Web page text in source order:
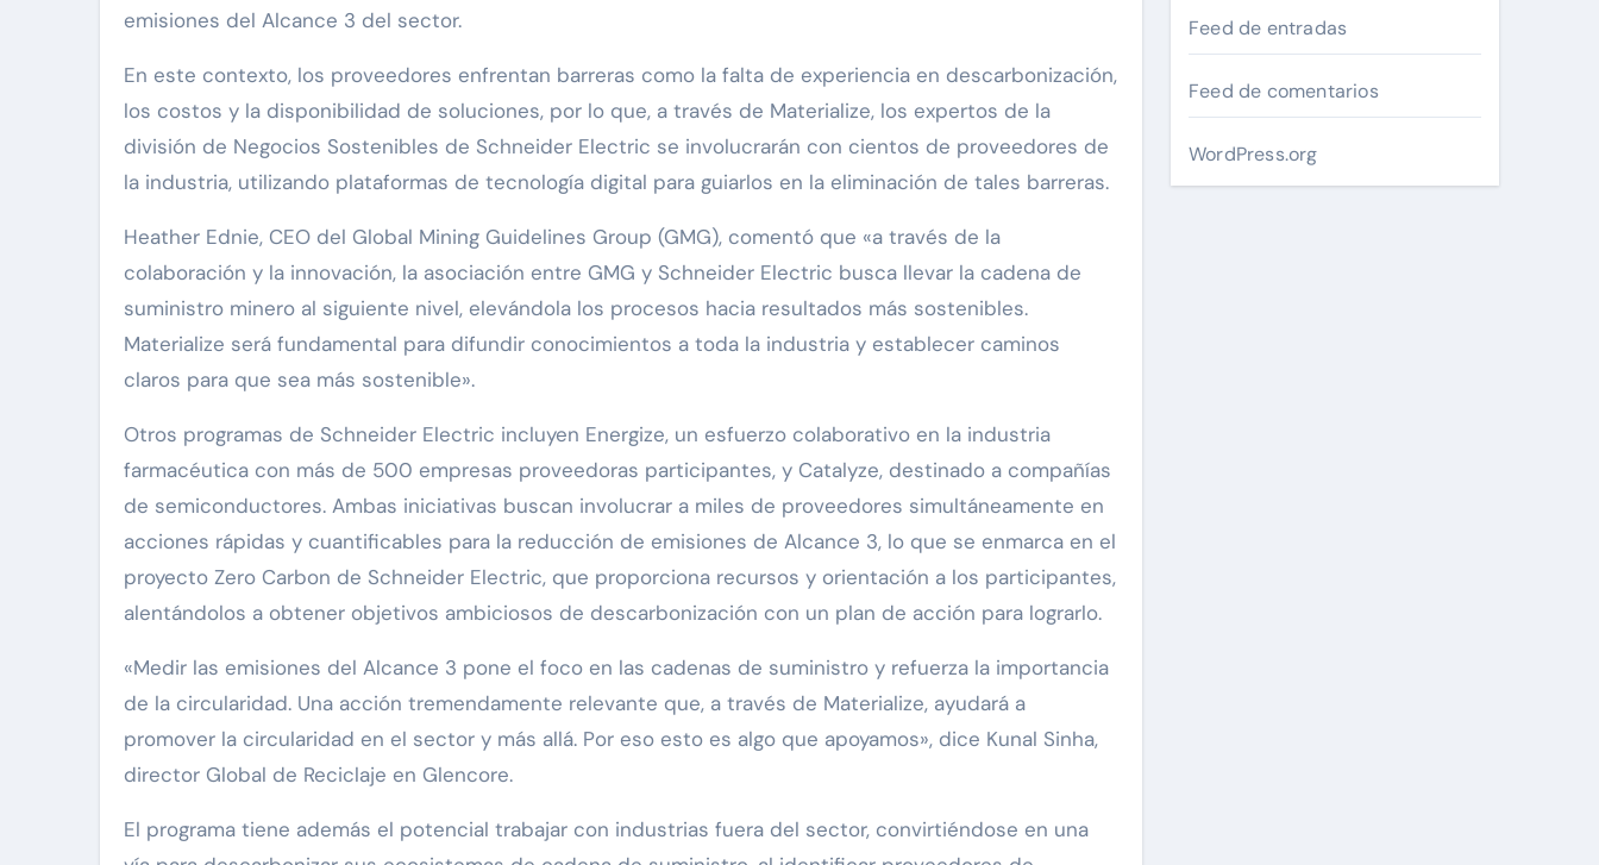
emisiones del Alcance 3 del sector.
En este contexto, los proveedores enfrentan barreras como la falta de experiencia en descarbonización,
los costos y la disponibilidad de soluciones, por lo que, a través de Materialize, los expertos de la
división de Negocios Sostenibles de Schneider Electric se involucrarán con cientos de proveedores de
la industria, utilizando plataformas de tecnología digital para guiarlos en la eliminación de tales barreras.
Heather Ednie, CEO del Global Mining Guidelines Group (GMG), comentó que «a través de la
colaboración y la innovación, la asociación entre GMG y Schneider Electric busca llevar la cadena de
suministro minero al siguiente nivel, elevándola los procesos hacia resultados más sostenibles.
Materialize será fundamental para difundir conocimientos a toda la industria y establecer caminos
claros para que sea más sostenible».
Otros programas de Schneider Electric incluyen Energize, un esfuerzo colaborativo en la industria
farmacéutica con más de 500 empresas proveedoras participantes, y Catalyze, destinado a compañías
de semiconductores. Ambas iniciativas buscan involucrar a miles de proveedores simultáneamente en
acciones rápidas y cuantificables para la reducción de emisiones de Alcance 3, lo que se enmarca en el
proyecto Zero Carbon de Schneider Electric, que proporciona recursos y orientación a los participantes,
alentándolos a obtener objetivos ambiciosos de descarbonización con un plan de acción para lograrlo.
«Medir las emisiones del Alcance 3 pone el foco en las cadenas de suministro y refuerza la importancia
de la circularidad. Una acción tremendamente relevante que, a través de Materialize, ayudará a
promover la circularidad en el sector y más allá. Por eso esto es algo que apoyamos», dice Kunal Sinha,
director Global de Reciclaje en Glencore.
El programa tiene además el potencial trabajar con industrias fuera del sector, convirtiéndose en una
Feed de entradas
Feed de comentarios
WordPress.org